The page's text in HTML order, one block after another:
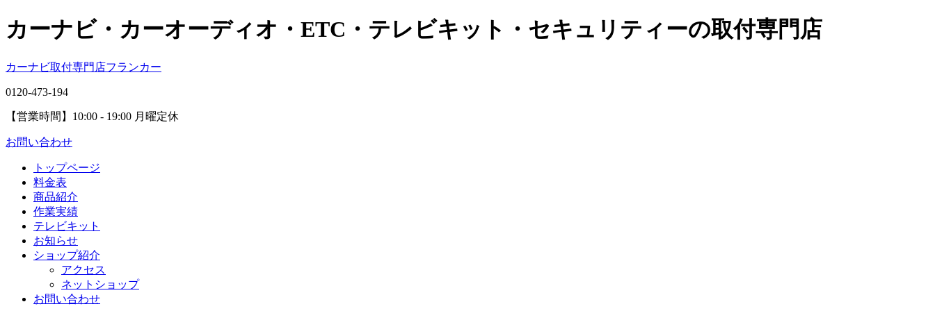
カーナビ・カーオーディオ・ETC・テレビキット・セキュリティーの取付専門店
カーナビ取付専⾨店フランカー
0120-473-194
【営業時間】 10:00 - 19:00 月曜定休
お問い合わせ
トップページ
料金表
商品紹介
作業実績
テレビキット
お知らせ
ショップ紹介
アクセス
ネットショップ
お問い合わせ